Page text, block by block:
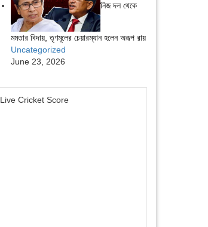
নিজ দল থেকে
মমতার বিদায়, তৃণমূলের চেয়ারম্যান হলেন অরূপ রায়
Uncategorized
June 23, 2026
Live Cricket Score